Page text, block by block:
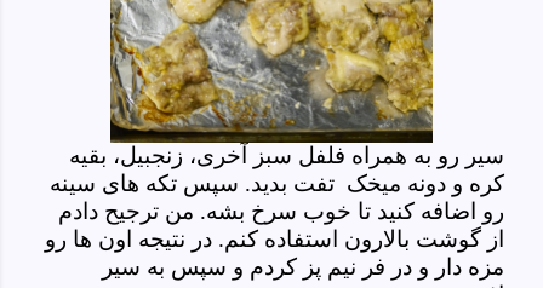
سیر رو به همراه فلفل سبز آخری، زنجبیل، بقیه
کره و دونه میخک تفت بدید. سپس تکه های سینه
رو اضافه کنید تا خوب سرخ بشه. من ترجیح دادم
از گوشت بالارون استفاده کنم. در نتیجه اون ها رو
مزه دار و در فر نیم پز کردم و سپس به سیر